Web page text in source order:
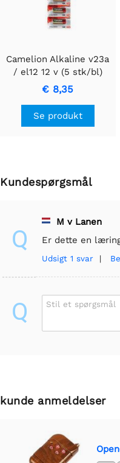
Camelion Alkaline v23a
/ el12 12 v (5 stk/bl)
€ 8,35
Se produkt
Kundespørgsmål
Q
M v Lanen
Er dette en
Udsigt 1 svar |
Q Stil et spørgsmål
kunde anmeldelser